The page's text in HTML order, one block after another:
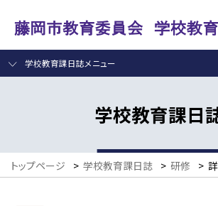
学校教育課日誌メニュー
学校教育課日
トップページ > 学校教育課日誌 > 研修 >